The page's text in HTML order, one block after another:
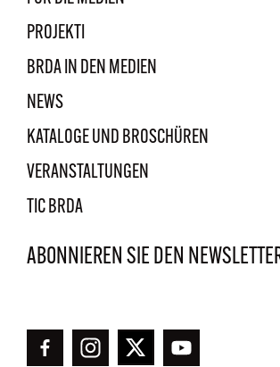
PROJEKTI
BRDA IN DEN MEDIEN
NEWS
KATALOGE UND BROSCHÜREN
VERANSTALTUNGEN
TIC BRDA
ABONNIEREN SIE DEN